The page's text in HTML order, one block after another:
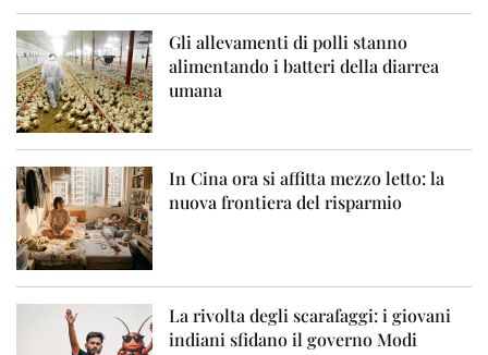
Gli allevamenti di polli stanno
alimentando i batteri della diarrea
umana
In Cina ora si affitta mezzo letto: la
nuova frontiera del risparmio
La rivolta degli scarafaggi: i giovani
indiani sfidano il governo Modi